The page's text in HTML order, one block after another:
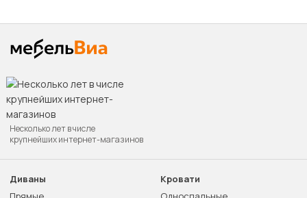
Несколько лет в числе
крупнейших интернет-магазинов
Диваны
Кровати